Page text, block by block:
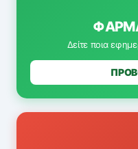
Δείτε ποια